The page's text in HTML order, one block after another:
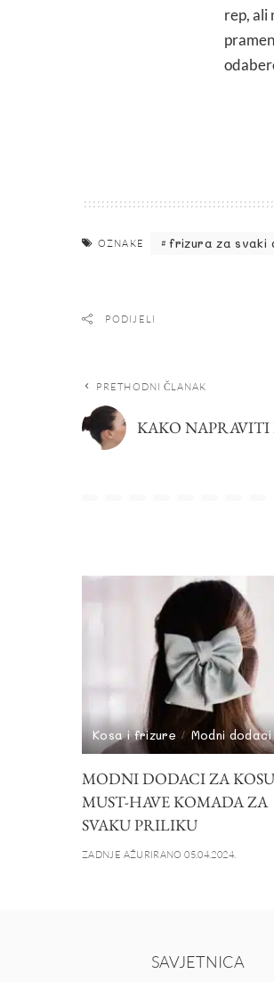
rep, ali
OZNAKE frizura za svaki
PODIJELI
PRETHODNI ČLANAK
KAKO
Kosa i frizure Modni dodaci
MODNI DODACI ZA
MUST-HAVE KOMADA ZA
SVAKU PRILIKU
ZADNJE AŽURIRANO 05.04.2024.
SAVJETNICA